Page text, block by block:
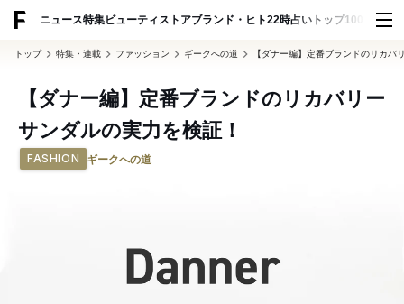
ニュース特集ビューティ ストアブランド・ヒト22時占い トップ100 スナッ
トップ 特集・連載 ファッション ギークへの道 【ダナー編】定番ブランドのリカバ
【ダナー編】定番ブランドのリカバリー
サンダルの実力を検証！
FASHION ギークへの道